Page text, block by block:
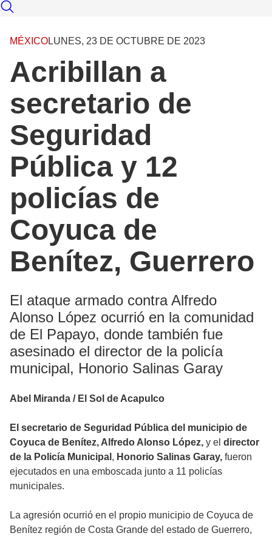
MÉXICOLUNES, 23 DE OCTUBRE DE 2023
Acribillan a
secretario de
Seguridad
Pública y 12
policías de
Coyuca de
Benítez, Guerrero
El ataque armado contra Alfredo
Alonso López ocurrió en la comunidad
de El Papayo, donde también fue
asesinado el director de la policía
municipal, Honorio Salinas Garay
Abel Miranda / El Sol de Acapulco
El secretario de Seguridad Pública del municipio de
Coyuca de Benítez, Alfredo Alonso López, y el director
de la Policía Municipal , Honorio Salinas Garay, fueron
ejecutados en una emboscada junto a 11 policías
municipales.
La agresión ocurrió en el propio municipio de Coyuca de
Benítez región de Costa Grande del estado de Guerrero,